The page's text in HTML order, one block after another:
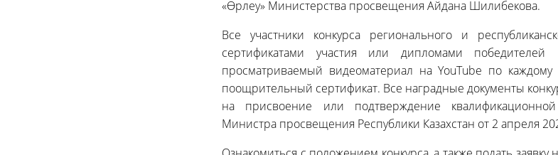
«Өрлеу» Министерства просвещения Айдана Шилибекова.
Все участники конкурса регионального и
сертификатами участия или дипломами
просматриваемый видеоматериал на YouTube по
поощрительный сертификат. Все наградные документы
на присвоение или подтверждение
Министра просвещения Республики Казахстан от 2 апреля